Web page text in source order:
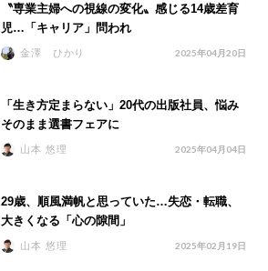
〝専業主婦への視線の変化〟感じる14歳差育
児…「キャリア」問われ
金澤 ひかり 2025年04月20日
「生き方定まらない」20代の出版社員、悩み
そのまま選書フェアに
山本 悠理 2025年04月04日
29歳、順風満帆と思っていた…失恋・転職、
大きくなる「心の隙間」
山本 悠理 2025年02月19日